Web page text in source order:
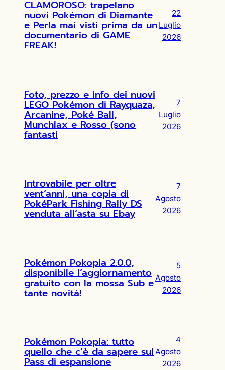
CLAMOROSO: trapelano
nuovi Pokémon di Diamante
e Perla mai visti prima da un
documentario di GAME
FREAK!
22
Luglio
2026
Foto, prezzo e info dei nuovi
LEGO Pokémon di Rayquaza,
Arcanine, Poké Ball,
Munchlax e Rosso (sono
fantasti
7
Luglio
2026
Introvabile per oltre
vent’anni, una copia di
PokéPark Fishing Rally DS
venduta all’asta su Ebay
7
Agosto
2026
Pokémon Pokopia 2.0.0,
disponibile l’aggiornamento
gratuito con la mossa Sub e
tante novità!
5
Agosto
2026
Pokémon Pokopia: tutto
quello che c’è da sapere sul
Pass di espansione
4
Agosto
2026